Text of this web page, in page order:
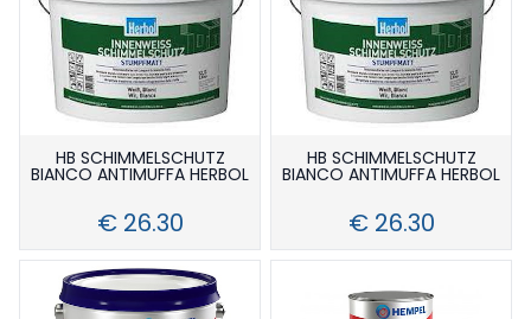
HB SCHIMMELSCHUTZ
BIANCO ANTIMUFFA HERBOL
€ 26.30
HB SCHIMMELSCHUTZ
BIANCO ANTIMUFFA HERBOL
€ 26.30